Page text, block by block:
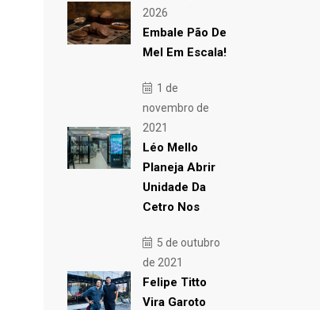
2026
Embale Pão De
Mel Em Escala!
1 de
novembro de
2021
Léo Mello
Planeja Abrir
Unidade Da
Cetro Nos
5 de outubro
de 2021
Felipe Titto
Vira Garoto